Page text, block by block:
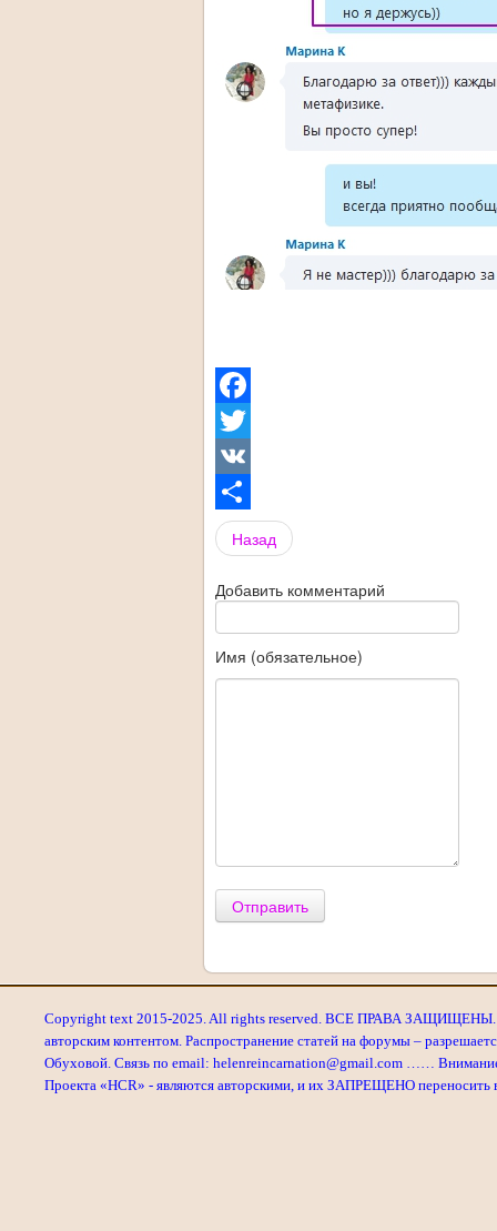
Facebook
Twitter
VK
Share
Назад
Добавить комментарий
Имя (обязательное)
Отправить
Copyright text 2015-2025. All rights reserved. ВСЕ ПРАВА ЗАЩИЩЕНЫ.
авторским контентом. Распространение статей на форумы –
Обуховой. Связь по email: helenreincarnation@gmail.com ……
Проекта «HCR» - являются авторскими, и их ЗАПРЕЩЕНО переносить в